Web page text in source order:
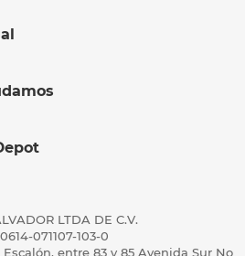
LTDA DE C.V.
071107-103-0
entre 83 y 85 Avenida Sur No